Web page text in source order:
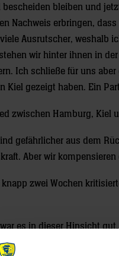
bleiben und
Nachweis erbringen,
Ausrutscher, weshalb
wir hinter ihnen in
Ich schließe für uns
Kiel gezeigt haben. Ein
zwischen Hamburg, Kiel
gefährlicher aus dem
Aber wir
zwei Wochen
es in dieser Hinsicht
Ich habe mir von dieser